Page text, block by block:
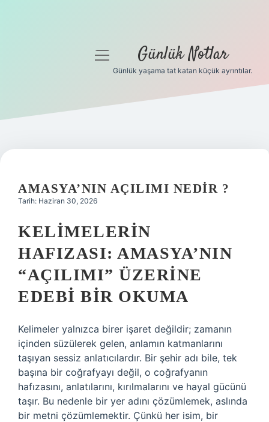
Gizlilik Politikası
Yasal Uyarı
menüyü
Günlük Notlar
Günlük yaşama tat katan küçük ayrıntılar.
AMASYA’NIN AÇILIMI NEDIR ?
Tarih: Haziran 30, 2026
KELIMELERIN
HAFIZASI: AMASYA’NIN
“AÇILIMI” ÜZERINE
EDEBI BIR OKUMA
Kelimeler yalnızca birer işaret değildir; zamanın
içinden süzülerek gelen, anlamın katmanlarını
taşıyan sessiz anlatıcılardır. Bir şehir adı bile, tek
başına bir coğrafyayı değil, o coğrafyanın
hafızasını, anlatılarını, kırılmalarını ve hayal gücünü
taşır. Bu nedenle bir yer adını çözümlemek, aslında
bir metni çözümlemektir. Çünkü her isim, bir